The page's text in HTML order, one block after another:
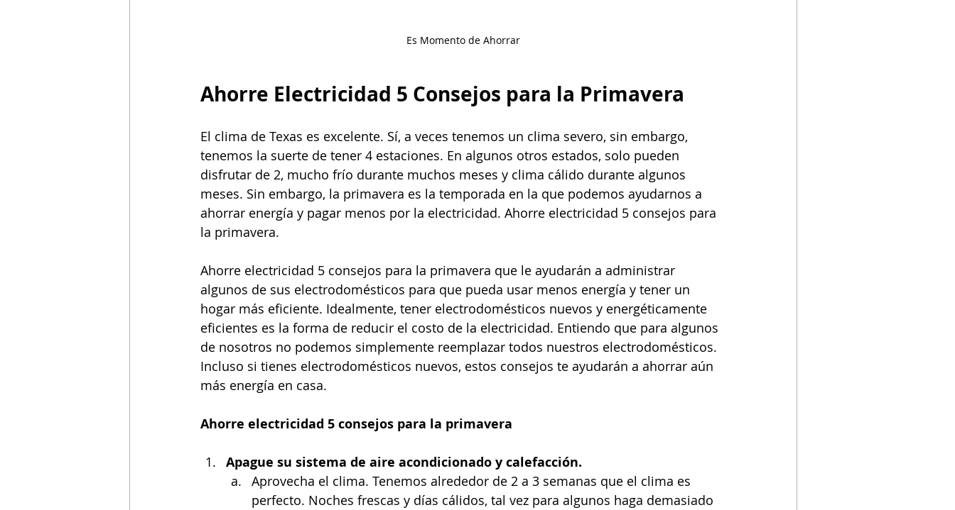
Es Momento de Ahorrar
Ahorre Electricidad 5 Consejos para la Primavera
El clima de Texas es excelente. Sí, a veces tenemos un clima severo, sin embargo,
tenemos la suerte de tener 4 estaciones. En algunos otros estados, solo pueden
disfrutar de 2, mucho frío durante muchos meses y clima cálido durante algunos
meses. Sin embargo, la primavera es la temporada en la que podemos ayudarnos a
ahorrar energía y pagar menos por la electricidad. Ahorre electricidad 5 consejos para
la primavera.
Ahorre electricidad 5 consejos para la primavera que le ayudarán a administrar
algunos de sus electrodomésticos para que pueda usar menos energía y tener un
hogar más eficiente. Idealmente, tener electrodomésticos nuevos y energéticamente
eficientes es la forma de reducir el costo de la electricidad. Entiendo que para algunos
de nosotros no podemos simplemente reemplazar todos nuestros electrodomésticos.
Incluso si tienes electrodomésticos nuevos, estos consejos te ayudarán a ahorrar aún
más energía en casa.
Ahorre electricidad 5 consejos para la primavera
Apague su sistema de aire acondicionado y calefacción.
Aprovecha el clima. Tenemos alrededor de 2 a 3 semanas que el clima es
perfecto. Noches frescas y días cálidos, tal vez para algunos haga demasiado